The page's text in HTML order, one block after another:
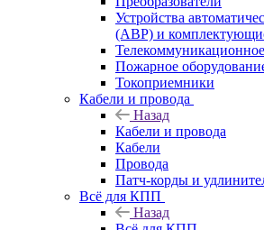
Устройства
(АВР) и
Пожарное
Токоприемники
Кабели и провода
Назад
Кабели и провода
Кабели
Провода
Патч-корды и
Всё для КПП
Назад